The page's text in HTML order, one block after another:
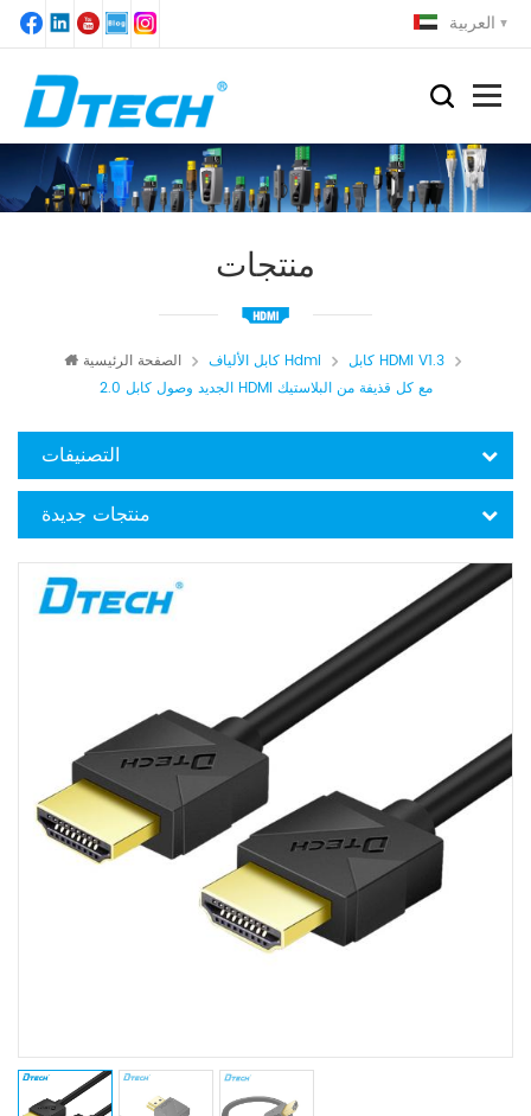
العربية
منتجات
الصفحة الرئيسية كابل الألياف Hdmi
كابل HDMI V1.3
الجديد وصول كابل 2.0 HDMI مع كل قذيفة من البلاستيك
التصنيفات
منتجات جديدة